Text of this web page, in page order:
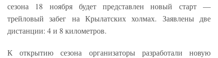
сезона 18 ноября будет представлен новый старт —
трейловый забег на Крылатских холмах. Заявлены две
дистанции: 4 и 8 километров.
К открытию сезона организаторы разработали новую